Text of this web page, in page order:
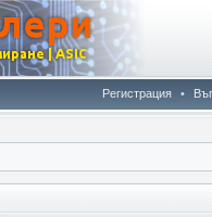
Регистрация •